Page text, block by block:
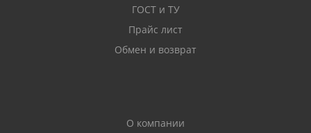
ГОСТ и ТУ
Прайс лист
Обмен и возврат
О компании